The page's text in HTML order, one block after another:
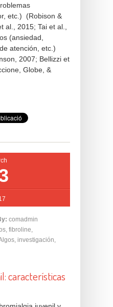
etc.) (Robison &
al., 2015; Tai et al.,
(ansiedad,
atención, etc.)
2007; Bellizzi et
Globe, &
comadmin
, fibroline,
, investigación,
características